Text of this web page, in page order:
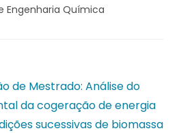
Engenharia Química
de Mestrado: Análise do
da cogeração de energia
sucessivas de biomassa